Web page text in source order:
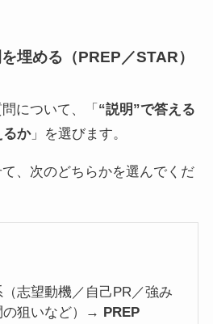
埋める（PREP／STAR）
について、「 “説明”で答える
るか」を選びます。
、次のどちらかを選んでくだ
志望動機／自己PR／強み
の狙いなど）→ PREP